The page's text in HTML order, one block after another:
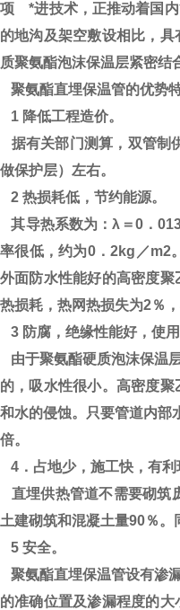
项 *进技术，正推动着国内
的地沟及架空敷设相比，
质聚氨酯泡沫保温层紧密结
聚氨酯直埋保温管的优势
1 降低工程造价。
据有关部门测算，双管制
做保护层）左右。
2 热损耗低，节约能源。
其导热系数为：λ＝0．
率很低，约为0．2kg／m2
外面防水性能好的高密度
热损耗，热网热损失为2％
3 防腐，绝缘性能好，使用
由于聚氨酯硬质泡沫保温
的，吸水性很小。高密度
和水的侵蚀。只要管道内部
倍。
4．占地少，施工快，有利
直埋供热管道不需要砌筑
土建砌筑和混凝土量90％。
5 安全。
聚氨酯直埋保温管设有渗
的准确位置及渗漏程度的